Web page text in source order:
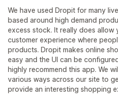
We have used Dropit for many
based around high demand
excess stock. It really does allow
customer experience where
products. Dropit makes online
easy and the UI can be
highly recommend this app. We
various ways across our site to
provide an interesting shopping